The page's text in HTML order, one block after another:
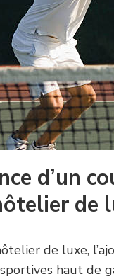
d’un
de
de luxe,
haut de